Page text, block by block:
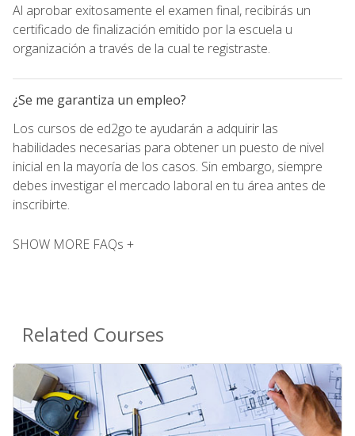
Al aprobar exitosamente el examen final, recibirás un
certificado de finalización emitido por la escuela u
organización a través de la cual te registraste.
¿Se me garantiza un empleo?
Los cursos de ed2go te ayudarán a adquirir las
habilidades necesarias para obtener un puesto de nivel
inicial en la mayoría de los casos. Sin embargo, siempre
debes investigar el mercado laboral en tu área antes de
inscribirte.
SHOW MORE FAQs +
Related Courses